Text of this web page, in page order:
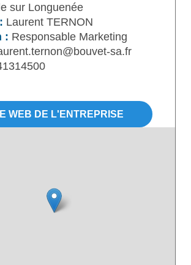
sur Longuenée
Laurent TERNON
: Responsable Marketing
sa.fr
WEB DE L'ENTREPRISE